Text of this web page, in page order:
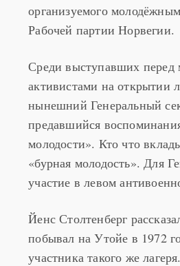
организуемого
Рабочей партии Норвегии.
Среди выступавших перед
активистами на открытии
нынешний Генеральный
предавшийся
молодости». Кто что
«бурная молодость». Для
участие в левом
Йенс Столтенберг
побывал на Утойе в 1972
участника такого же